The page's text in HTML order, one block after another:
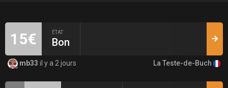
15€ ÉTAT
Bon
mb33 il y a 2 jours La Teste-de-Buch